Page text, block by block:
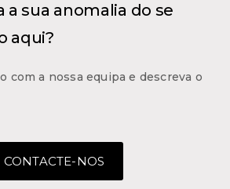
a sua anomalia do se
aqui?
com a nossa equipa e descreva o
CONTACTE-NOS